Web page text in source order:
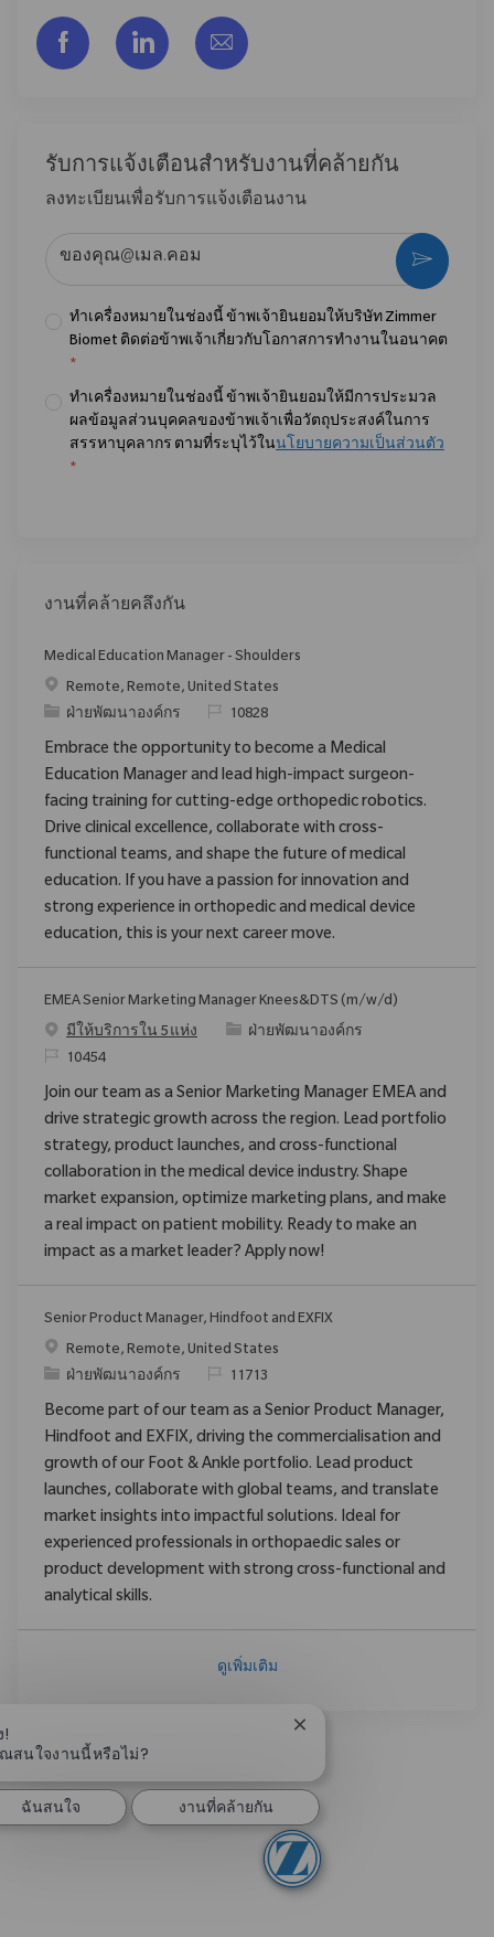
แชร์ผ่าน Facebook
แชร์ผ่าน LinkedIn
แชร์ผ่านอีเมล
รับการแจ้งเตือนสําหรับงานที่คล้ายกัน
ลงทะเบียนเพื่อรับการแจ้งเตือนงาน
ทำเครื่องหมายในช่องนี้ ข้าพเจ้ายินยอมให้บริษัท Zimmer
Biomet ติดต่อข้าพเจ้าเกี่ยวกับโอกาสการทำงานในอนาคต
*
ทำเครื่องหมายในช่องนี้ ข้าพเจ้ายินยอมให้มีการประมวล
ผลข้อมูลส่วนบุคคลของข้าพเจ้าเพื่อวัตถุประสงค์ในการ
สรรหาบุคลากร ตามที่ระบุไว้ในนโยบายความเป็นส่วนตัว
*
กระตุ้น
งานที่คล้ายคลึงกัน
Medical Education Manager - Shoulders
สถานที่Remote, Remote, United States
ประเภท
ฝ่ายพัฒนาองค์กร ReqId10828
Embrace the opportunity to become a Medical
Education Manager and lead high-impact surgeon-
facing training for cutting-edge orthopedic robotics.
Drive clinical excellence, collaborate with cross-
functional teams, and shape the future of medical
education. If you have a passion for innovation and
strong experience in orthopedic and medical device
education, this is your next career move.
EMEA Senior Marketing Manager Knees&DTS (m/w/d)
มีให้บริการใน 5 แห่ง
ประเภท
ฝ่ายพัฒนาองค์กร
ReqId10454
Join our team as a Senior Marketing Manager EMEA and
drive strategic growth across the region. Lead portfolio
strategy, product launches, and cross-functional
collaboration in the medical device industry. Shape
market expansion, optimize marketing plans, and make
a real impact on patient mobility. Ready to make an
impact as a market leader? Apply now!
Senior Product Manager, Hindfoot and EXFIX
สถานที่Remote, Remote, United States
ประเภท
ฝ่ายพัฒนาองค์กร ReqId11713
Become part of our team as a Senior Product Manager,
Hindfoot and EXFIX, driving the commercialisation and
growth of our Foot & Ankle portfolio. Lead product
launches, collaborate with global teams, and translate
market insights into impactful solutions. Ideal for
experienced professionals in orthopaedic sales or
product development with strong cross-functional and
analytical skills.
ดูเพิ่มเติม
!
สนใจงานนี้หรือไม่?
ปิดการแจ้งเตือนแชทบอท
ฉันสนใจ งานที่คล้ายกัน